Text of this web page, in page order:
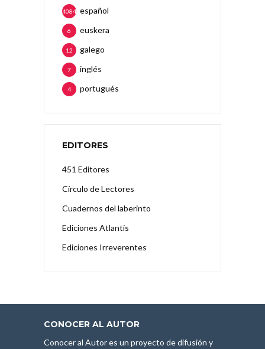
español
4084
euskera
6
galego
12
inglés
7
portugués
4
EDITORES
451 Editores
Círculo de Lectores
Cuadernos del laberinto
Ediciones Atlantis
Ediciones Irreverentes
CONOCER AL AUTOR
Conocer al Autor es un proyecto de difusión y